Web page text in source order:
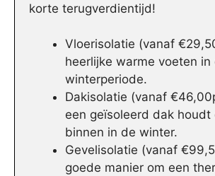
korte terugverdientijd!
Vloerisolatie (vanaf
heerlijke warme voeten in
winterperiode.
Dakisolatie (vanaf
een geïsoleerd dak houdt
binnen in de winter.
Gevelisolatie (vanaf
goede manier om een